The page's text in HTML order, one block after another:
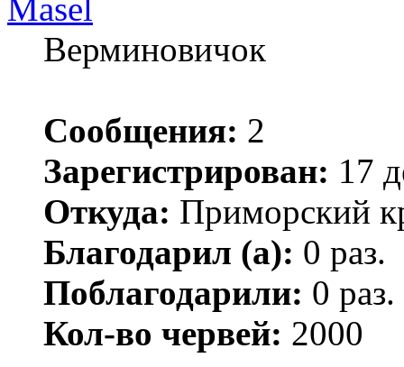
Masel
Верминовичок
Сообщения: 2
Зарегистрирован: 17
Откуда: Приморский
Благодарил (а): 0 раз.
Поблагодарили: 0 раз.
Кол-во червей: 2000